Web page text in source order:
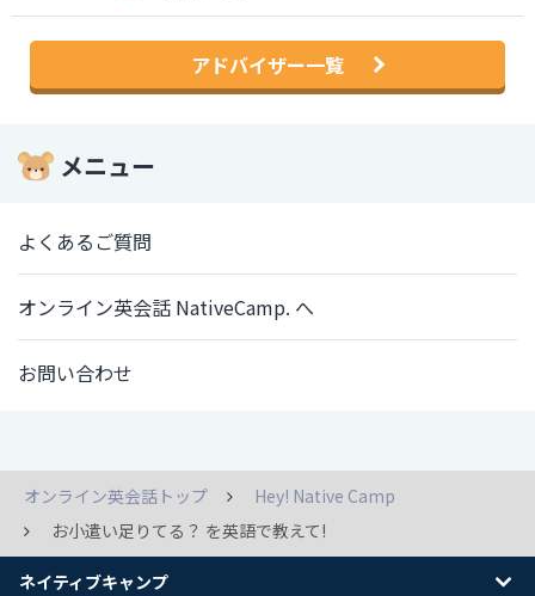
アドバイザー一覧
メニュー
よくあるご質問
オンライン英会話 NativeCamp. へ
お問い合わせ
オンライン英会話トップ
Hey! Native Camp
お小遣い足りてる？ を英語で教えて!
ネイティブキャンプ